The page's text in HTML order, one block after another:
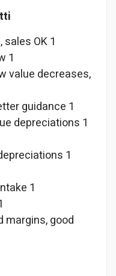
OK 1
1
value decreases,
guidance 1
depreciations 1
1
1
margins, good